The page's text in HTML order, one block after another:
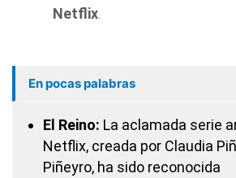
Netflix
En pocas palabras
El Reino: La aclamada serie
Netflix, creada por Claudia
Piñeyro, ha sido reconocida